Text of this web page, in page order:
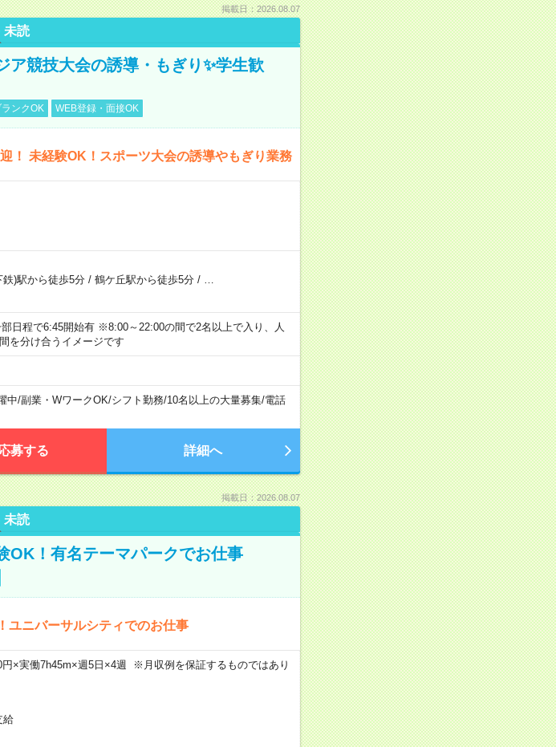
掲載日：2026.08.07
未読
ア競技大会の誘導・もぎり✨学生歓
ランクOK WEB登録・面接OK
！ 未経験OK！スポーツ大会の誘導やもぎり業務
鉄)駅から徒歩5分/ 鶴ケ丘駅から徒歩5分/
日程で6:45開始有 ※8:00～22:00の間で2名以上で入り、人
を分け合うイメージです
中/副業・WワークOK/シフト勤務/10名以上の大量募集/電話
募する 詳細へ
掲載日：2026.08.07
未読
OK！有名テーマパークでお仕事
ユニバーサルシティでのお仕事
×実働7h45m×週5日×4週 ※月収例を保証するものではあり
給